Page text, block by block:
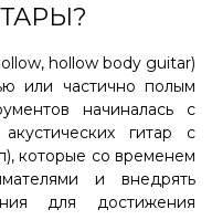
hollow body guitar)
или частично полым
начиналась с
гитар с
которые со временем
и внедрять
для достижения